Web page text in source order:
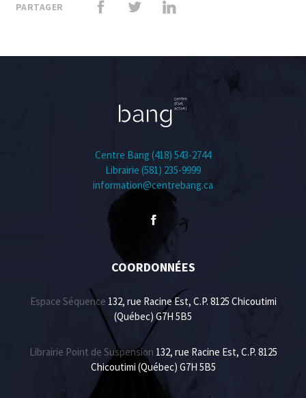
PARTAGER
Centre Bang (418) 543-2744
Librairie (581) 235-9999
information@centrebang.ca
COORDONNÉES
Espace Séquence 132, rue Racine Est, C.P. 8125 Chicoutimi
(Québec) G7H 5B5
Librairie Point de Suspension 132, rue Racine Est, C.P. 8125
Chicoutimi (Québec) G7H 5B5